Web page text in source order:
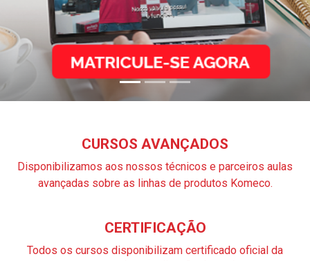
CURSOS AVANÇADOS
Disponibilizamos aos nossos técnicos e parceiros aulas
avançadas sobre as linhas de produtos Komeco.
CERTIFICAÇÃO
Todos os cursos disponibilizam certificado oficial da